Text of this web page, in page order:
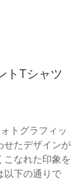
トTシャツ
トグラフィッ
せたデザインが
なれた印象を
以下の通りで